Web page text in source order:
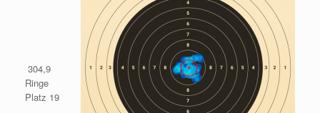
304,9
Ringe
Platz 19